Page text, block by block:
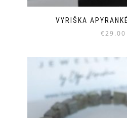
VYRIŠKA
€29.00